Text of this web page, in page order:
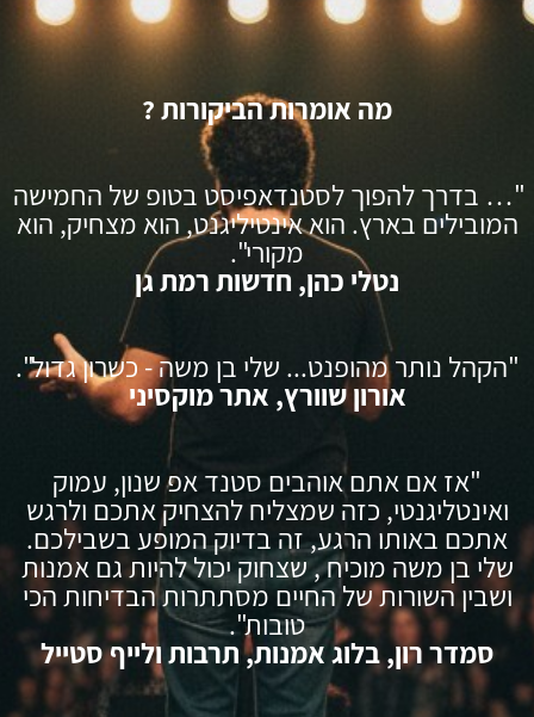
מה אומרות הביקורות ?
"… בדרך להפוך לסטנדאפיסט בטופ של החמישה
המובילים בארץ. הוא אינטיליגנט, הוא מצחיק, הוא
מקורי".
נטלי כהן, חדשות רמת גן
"הקהל נותר מהופנט... שלי בן משה - כשרון גדול".
אורון שוורץ, אתר מוקסיני
"אז אם אתם אוהבים סטנד אפ שנון, עמוק
ואינטליגנטי, כזה שמצליח להצחיק אתכם ולרגש
אתכם באותו הרגע, זה בדיוק המופע בשבילכם.
שלי בן משה מוכיח , שצחוק יכול להיות גם אמנות
ושבין השורות של החיים מסתתרות הבדיחות הכי
טובות".
סמדר רון, בלוג אמנות, תרבות ולייף סטייל